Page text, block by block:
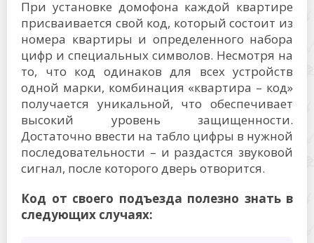
При установке домофона каждой квартире
присваивается свой код, который состоит из
номера квартиры и определенного набора
цифр и специальных символов. Несмотря на
то, что код одинаков для всех устройств
одной марки, комбинация «квартира – код»
получается уникальной, что обеспечивает
высокий уровень защищенности.
Достаточно ввести на табло цифры в нужной
последовательности – и раздастся звуковой
сигнал, после которого дверь отворится.
Код от своего подъезда полезно знать в
следующих случаях: